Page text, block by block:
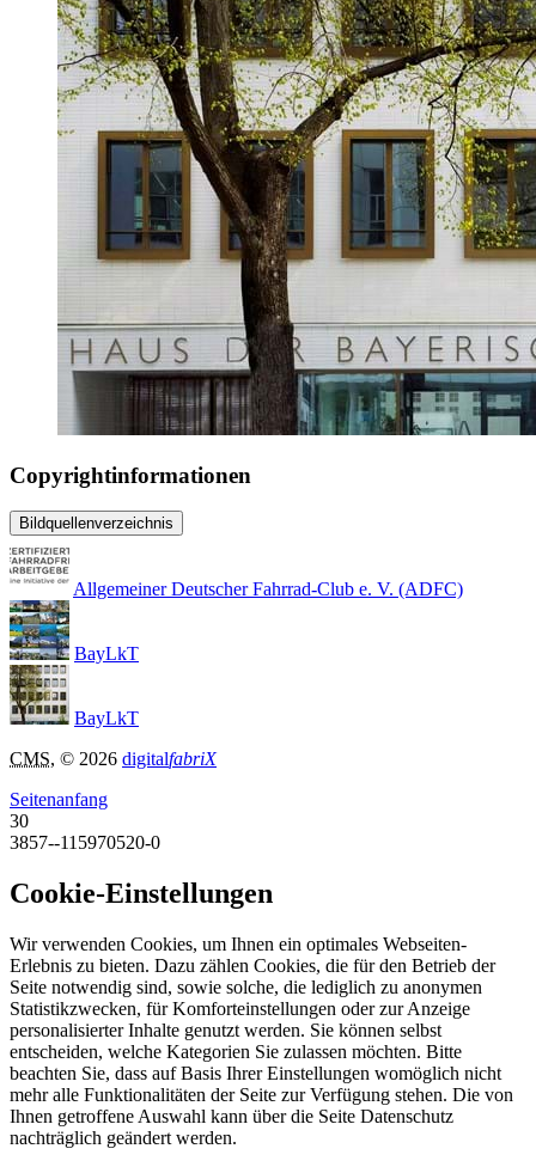
Copyrightinformationen
Bildquellenverzeichnis
Allgemeiner Deutscher Fahrrad-Club e. V. (ADFC)
BayLkT
BayLkT
CMS, © 2026 digitalfabriX
Seitenanfang
30
3857--115970520-0
Cookie-Einstellungen
Wir verwenden Cookies, um Ihnen ein optimales Webseiten-
Erlebnis zu bieten. Dazu zählen Cookies, die für den Betrieb der
Seite notwendig sind, sowie solche, die lediglich zu anonymen
Statistikzwecken, für Komforteinstellungen oder zur Anzeige
personalisierter Inhalte genutzt werden. Sie können selbst
entscheiden, welche Kategorien Sie zulassen möchten. Bitte
beachten Sie, dass auf Basis Ihrer Einstellungen womöglich nicht
mehr alle Funktionalitäten der Seite zur Verfügung stehen. Die von
Ihnen getroffene Auswahl kann über die Seite Datenschutz
nachträglich geändert werden.